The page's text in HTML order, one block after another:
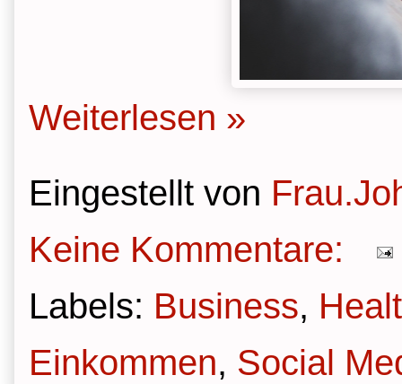
Weiterlesen »
Eingestellt von
Keine Kommentare:
Labels: Business,
Einkommen, Social